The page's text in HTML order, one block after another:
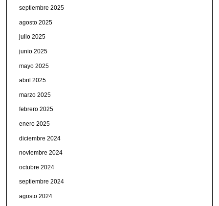
septiembre 2025
agosto 2025
julio 2025
junio 2025
mayo 2025
abril 2025
marzo 2025
febrero 2025
enero 2025
diciembre 2024
noviembre 2024
octubre 2024
septiembre 2024
agosto 2024